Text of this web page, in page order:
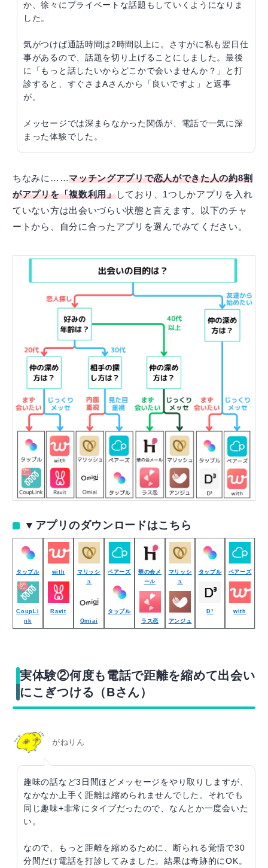
か、徐々にプライベートな話題もしていくようになりま
した。
気がつけば通話時間は2時間以上に。さすがに私も翌日仕
事があるので、話題を切り上げることにしました。最後
に「もっと話したいからどこかで会いませんか？」と打
診すると、すぐさまAさんから「良いですよ」と返事
が。
メッセージでは深まらなかった関係が、電話で一気に深
まった体験でした。
ちなみに……マッチングアプリで恋人ができた人の約8割
がアプリを「複数利用」しており、1つしかアプリを入れ
ていない方は出会いづらい状態と言えます。以下のチャ
ートから、自分に合ったアプリを選んでみてください。
▼アプリのダウンロードはこちら
タップル
CoupLi
nk
with
Ravit
マリッシ
ュ
Omiai
ペアーズ
タップル
華の会メ
ール
ラス恋
マリッシ
ュ
アンジュ
タップル
D³
ペアーズ
with
実体験②何度も電話で距離を縮めて出会い
にこぎつける（Bさん）
がねりん
趣味の話など3日間ほどメッセージをやり取りしますが、
なかなか上手く距離は縮められませんでした。それでも
同じ趣味+非常にタイプだったので、なんとか一度会いた
い。
なので、もっと距離を縮めるために、断られる覚悟で30
分間だけ電話を打診してみました。結果は奇跡的にOK。